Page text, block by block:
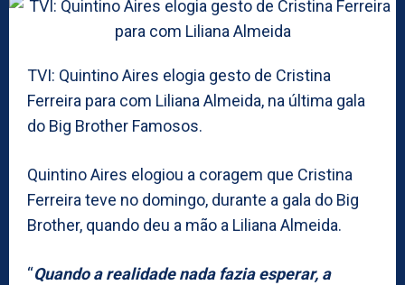
TVI: Quintino Aires elogia gesto de Cristina
Ferreira para com Liliana Almeida, na última gala
do Big Brother Famosos.
Quintino Aires elogiou a coragem que Cristina
Ferreira teve no domingo, durante a gala do Big
Brother, quando deu a mão a Liliana Almeida.
“Quando a realidade nada fazia esperar, a